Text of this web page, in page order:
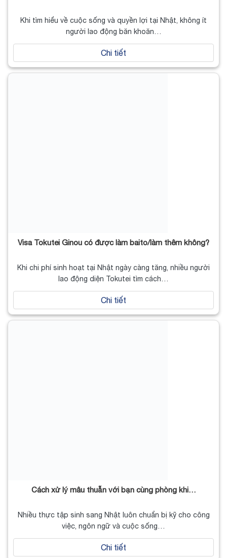
Khi tìm hiểu về cuộc sống và quyền lợi tại Nhật, không ít
người lao động băn khoăn…
Chi tiết
Visa Tokutei Ginou có được làm baito/làm thêm không?
Khi chi phí sinh hoạt tại Nhật ngày càng tăng, nhiều người
lao động diện Tokutei tìm cách…
Chi tiết
Cách xử lý mâu thuẫn với bạn cùng phòng khi…
Nhiều thực tập sinh sang Nhật luôn chuẩn bị kỹ cho công
việc, ngôn ngữ và cuộc sống…
Chi tiết